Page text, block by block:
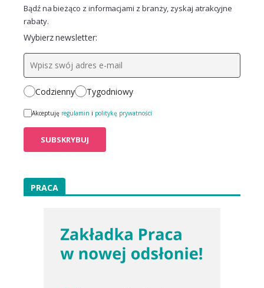
Bądź na bieżąco z informacjami z branży, zyskaj atrakcyjne
rabaty.
Wybierz newsletter:
Codzienny Tygodniowy
Akceptuję regulamin i politykę prywatności
PRACA